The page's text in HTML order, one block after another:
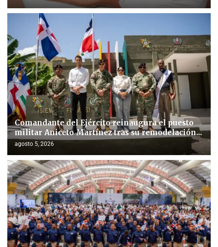
Comandante del Ejército reinaugura el puesto
militar Aniceto Martínez tras su remodelación...
agosto 5, 2026